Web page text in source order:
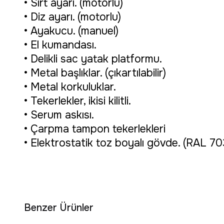
• Sırt ayarı. (motorlu)
• Diz ayarı. (motorlu)
• Ayakucu. (manuel)
• El kumandası.
• Delikli sac yatak platformu.
• Metal başlıklar. (çıkartılabilir)
• Metal korkuluklar.
• Tekerlekler, ikisi kilitli.
• Serum askısı.
• Çarpma tampon tekerlekleri
• Elektrostatik toz boyalı gövde. (RAL
Benzer Ürünler